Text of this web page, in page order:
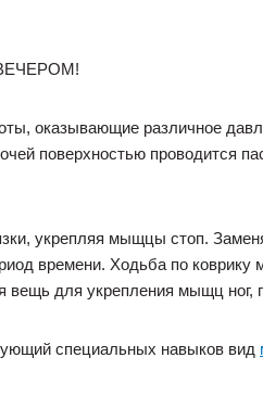
оказывающие различное
поверхностью проводится
укрепляя мыщцы стоп.
времени. Ходьба по
вещь для укрепления мыщц ног,
специальных навыков вид